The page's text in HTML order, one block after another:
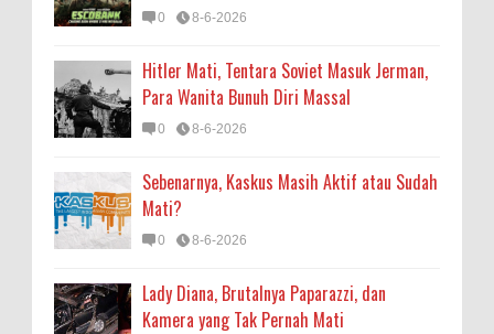
0 8-6-2026
Hitler Mati, Tentara Soviet Masuk Jerman,
Para Wanita Bunuh Diri Massal
0 8-6-2026
Sebenarnya, Kaskus Masih Aktif atau Sudah
Mati?
0 8-6-2026
Lady Diana, Brutalnya Paparazzi, dan
Kamera yang Tak Pernah Mati